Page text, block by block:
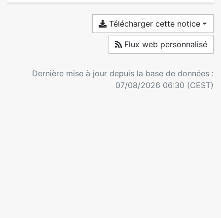
Télécharger cette notice
Flux web personnalisé
Dernière mise à jour depuis la base de données :
07/08/2026 06:30 (CEST)